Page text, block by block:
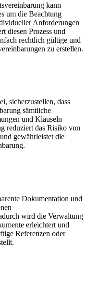
kann
um die Beachtung
Anforderungen
diesen Prozess und
rechtlich gültige und
zu erstellen.
sicherzustellen, dass
sämtliche
und Klauseln
reduziert das Risiko von
gewährleistet die
Dokumentation und
wird die Verwaltung
erleichtert und
Referenzen oder